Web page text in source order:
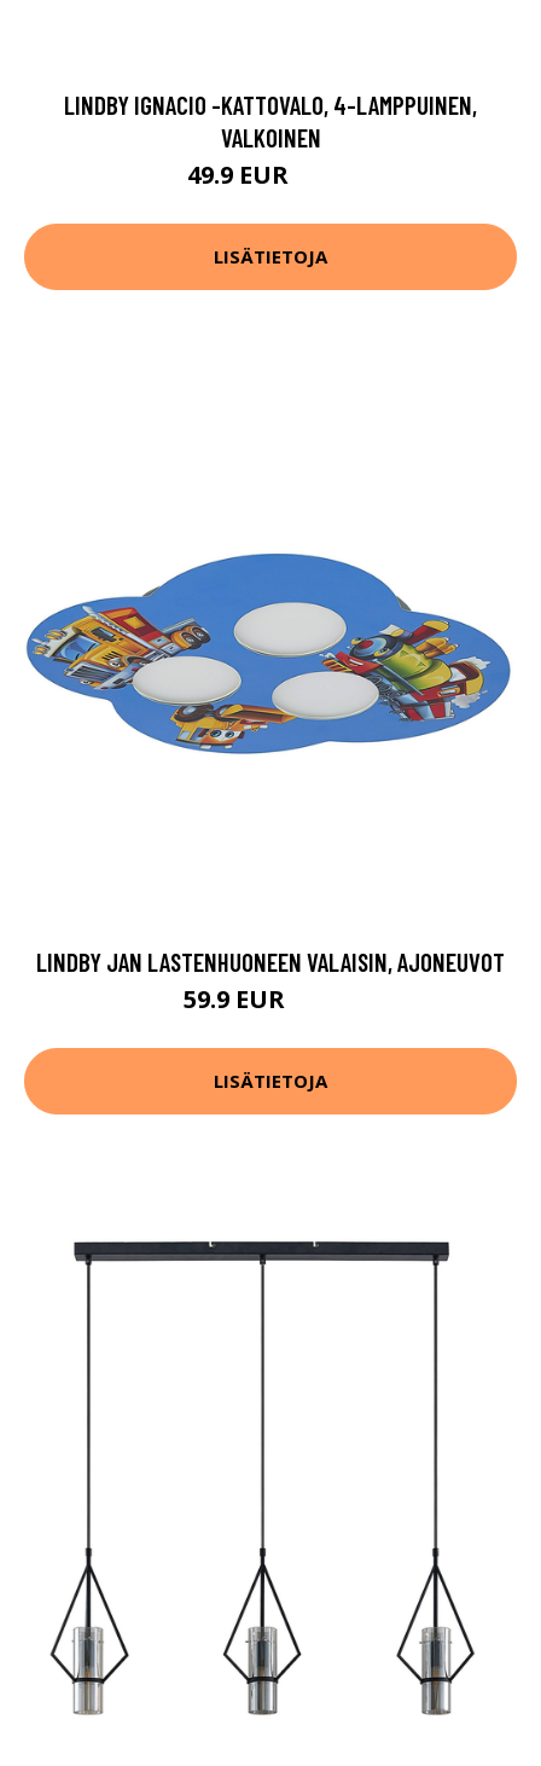
LINDBY IGNACIO -KATTOVALO, 4-LAMPPUINEN,
VALKOINEN
49.9 EUR
LISÄTIETOJA
LINDBY JAN LASTENHUONEEN VALAISIN, AJONEUVOT
59.9 EUR
LISÄTIETOJA